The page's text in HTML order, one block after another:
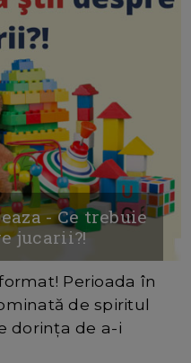
- Ce trebuie
jucarii?!
Perioada în
de spiritul
dorința de a-i